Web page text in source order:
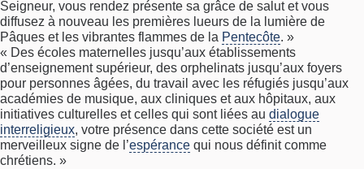
Seigneur, vous rendez présente sa grâce de salut et vous
diffusez à nouveau les premières lueurs de la lumière de
Pâques et les vibrantes flammes de la Pentecôte. »
« Des écoles maternelles jusqu’aux établissements
d’enseignement supérieur, des orphelinats jusqu’aux foyers
pour personnes âgées, du travail avec les réfugiés jusqu’aux
académies de musique, aux cliniques et aux hôpitaux, aux
initiatives culturelles et celles qui sont liées au dialogue
interreligieux, votre présence dans cette société est un
merveilleux signe de l’espérance qui nous définit comme
chrétiens. »